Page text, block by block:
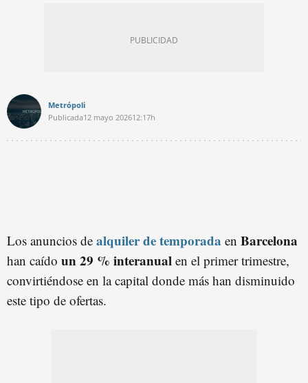
Metrópoli
Publicada12 mayo 202612:17h
Los anuncios de alquiler de temporada en Barcelona
han caído un 29 % interanual en el primer trimestre,
convirtiéndose en la capital donde más han disminuido
este tipo de ofertas.